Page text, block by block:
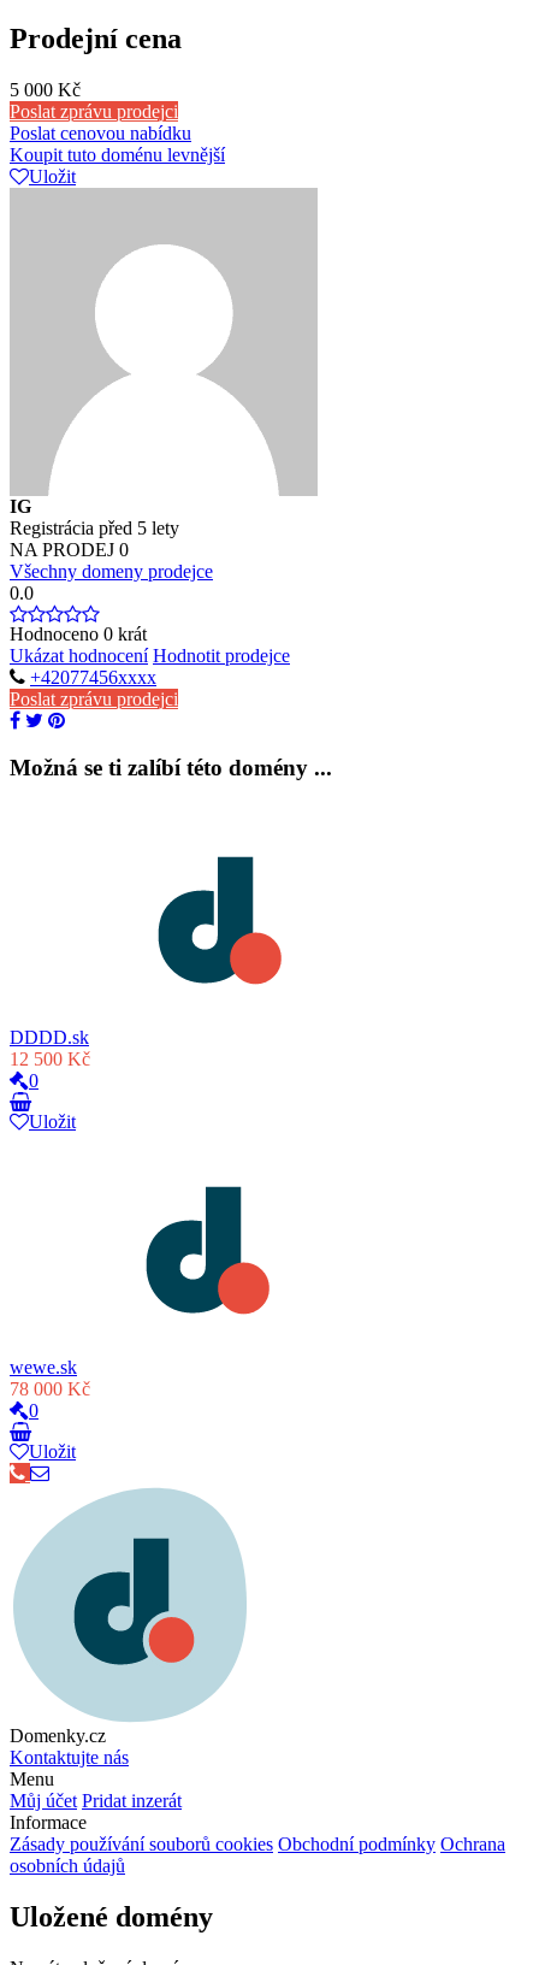
Prodejní cena
5 000 Kč
Poslat zprávu prodejci
Poslat cenovou nabídku
Koupit tuto doménu levnější
Uložit
IG
Registrácia před 5 lety
NA PRODEJ 0
Všechny domeny prodejce
0.0
Hodnoceno 0 krát
Ukázat hodnocení Hodnotit prodejce
+42077456xxxx
Poslat zprávu prodejci
Možná se ti zalíbí této domény ...
DDDD.sk
12 500 Kč
0
Uložit
wewe.sk
78 000 Kč
0
Uložit
Domenky.cz
Kontaktujte nás
Menu
Můj účet Pridat inzerát
Informace
Zásady používání souborů cookies Obchodní podmínky Ochrana
osobních údajů
Uložené domény